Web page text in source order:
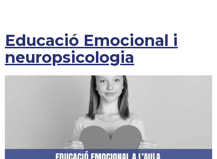
Educació Emocional i
neuropsicologia